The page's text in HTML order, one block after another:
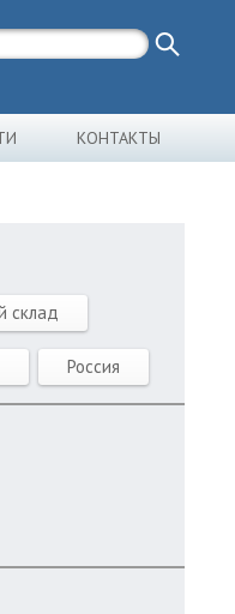
КОНТАКТЫ
склад
Россия